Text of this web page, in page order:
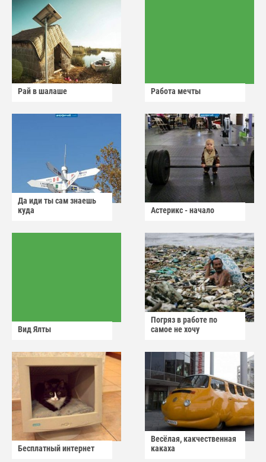
Рай в шалаше Работа мечты
Да иди ты сам знаешь
куда
Астерикс - начало
Вид Ялты
Погряз в работе по
самое не хочу
Бесплатный интернет
Весёлая, какчественная
какаха